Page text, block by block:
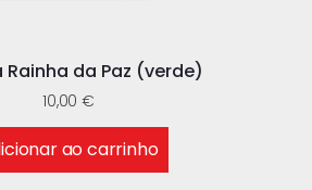
Rainha da Paz (verde)
10,00 €
ao carrinho